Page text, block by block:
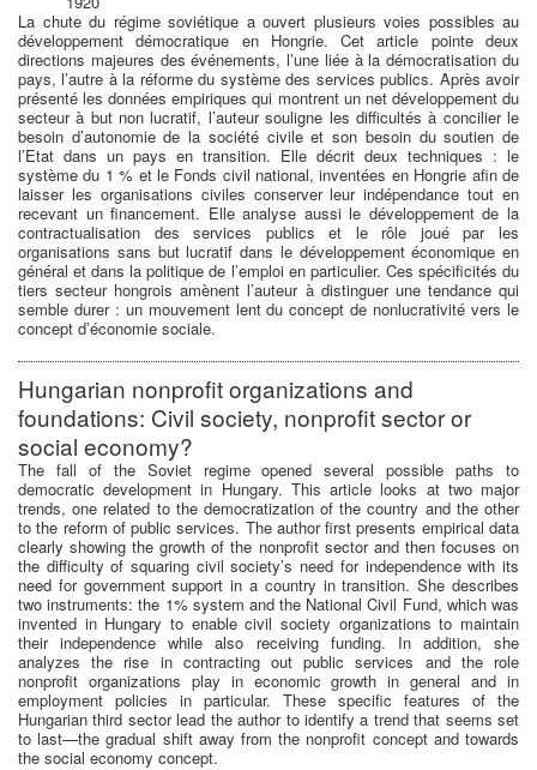
La chute du régime soviétique a ouvert plusieurs voies possibles au
développement démocratique en Hongrie. Cet article pointe deux
directions majeures des événements, l’une liée à la démocratisation du
pays, l’autre à la réforme du système des services publics. Après avoir
présenté les données empiriques qui montrent un net développement du
secteur à but non lucratif, l’auteur souligne les difficultés à concilier le
besoin d’autonomie de la société civile et son besoin du soutien de
l’Etat dans un pays en transition. Elle décrit deux techniques : le
système du 1 % et le Fonds civil national, inventées en Hongrie afin de
laisser les organisations civiles conserver leur indépendance tout en
recevant un financement. Elle analyse aussi le développement de la
contractualisation des services publics et le rôle joué par les
organisations sans but lucratif dans le développement économique en
général et dans la politique de l’emploi en particulier. Ces spécificités du
tiers secteur hongrois amènent l’auteur à distinguer une tendance qui
semble durer : un mouvement lent du concept de nonlucrativité vers le
concept d’économie sociale.
Hungarian nonprofit organizations and
foundations: Civil society, nonprofit sector or
social economy?
The fall of the Soviet regime opened several possible paths to
democratic development in Hungary. This article looks at two major
trends, one related to the democratization of the country and the other
to the reform of public services. The author first presents empirical data
clearly showing the growth of the nonprofit sector and then focuses on
the difficulty of squaring civil society’s need for independence with its
need for government support in a country in transition. She describes
two instruments: the 1% system and the National Civil Fund, which was
invented in Hungary to enable civil society organizations to maintain
their independence while also receiving funding. In addition, she
analyzes the rise in contracting out public services and the role
nonprofit organizations play in economic growth in general and in
employment policies in particular. These specific features of the
Hungarian third sector lead the author to identify a trend that seems set
to last—the gradual shift away from the nonprofit concept and towards
the social economy concept.